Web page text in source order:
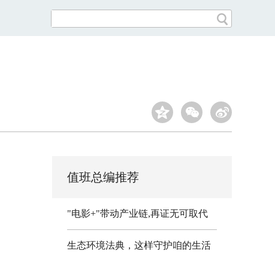
值班总编推荐
"电影+"带动产业链,再证无可取代
生态环境法典，这样守护咱的生活